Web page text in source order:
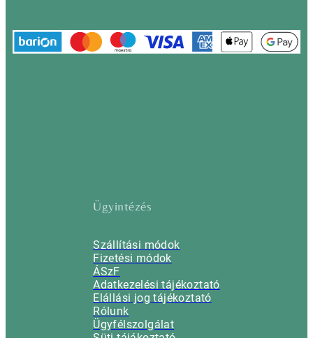
Ügyintézés
Szállítási módok
Fizetési módok
ÁSzF
Adatkezelési tájékoztató
Elállási jog tájékoztató
Rólunk
Ügyfélszolgálat